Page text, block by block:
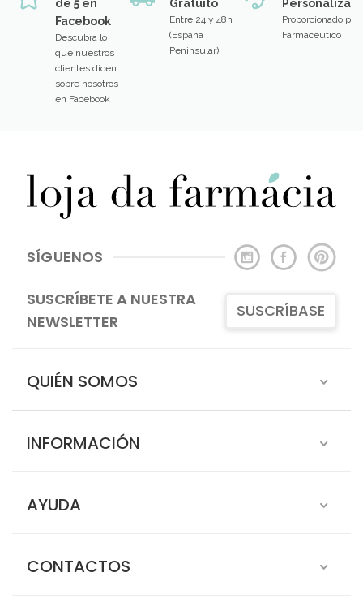
de 5 en
Facebook
Descubra lo
que nuestros
clientes dicen
sobre nosotros
en Facebook
Gratuito
Entre 24 y 48h
(Espanã
Peninsular)
Proporcionado por
Farmacéutico
SÍGUENOS
SUSCRÍBETE A NUESTRA
NEWSLETTER
SUSCRÍBASE
QUIÉN SOMOS
INFORMACIÓN
AYUDA
CONTACTOS